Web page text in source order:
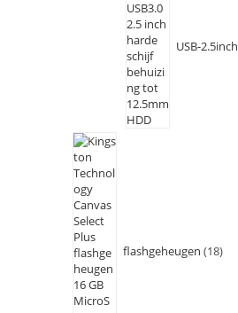
USB-2.5inch
flashgeheugen 18